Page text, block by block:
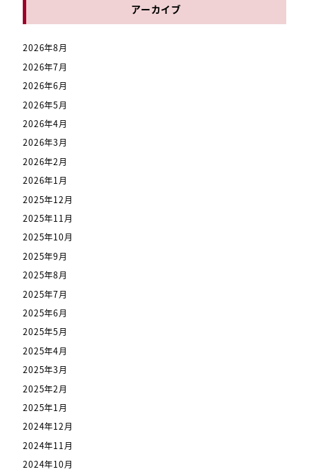
アーカイブ
2026年8月
2026年7月
2026年6月
2026年5月
2026年4月
2026年3月
2026年2月
2026年1月
2025年12月
2025年11月
2025年10月
2025年9月
2025年8月
2025年7月
2025年6月
2025年5月
2025年4月
2025年3月
2025年2月
2025年1月
2024年12月
2024年11月
2024年10月